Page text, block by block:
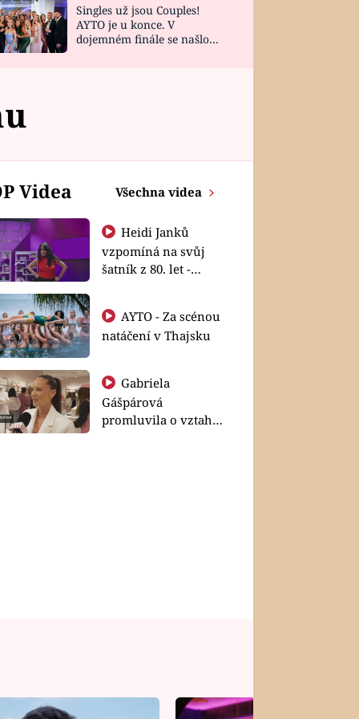
Singles už jsou Couples!
AYTO je u konce. V
dojemném finále se našlo
Videa Všechna videa
Heidi Janků
vzpomíná na svůj
šatník z 80. let -
natáčení v Thajsku
Gabriela
Gášpárová
promluvila o vztahu